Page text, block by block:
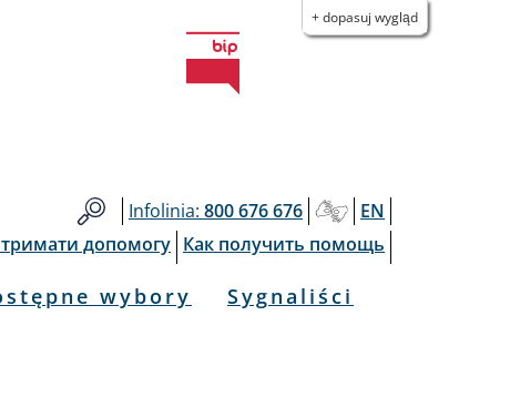
+ dopasuj wygląd
Infolinia: 800 676 676
EN
допомогу Как получить помощь
wybory Sygnaliści